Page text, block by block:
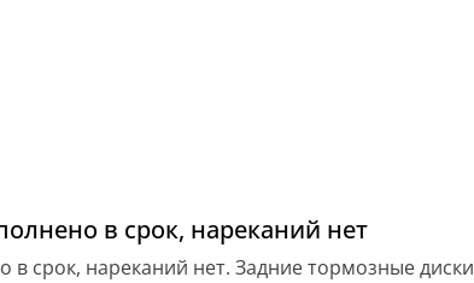
в срок, нареканий нет
в срок, нареканий нет. Задние тормозные диски